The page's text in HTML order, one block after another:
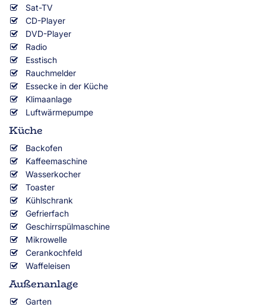
Sat-TV
CD-Player
DVD-Player
Radio
Esstisch
Rauchmelder
Essecke in der Küche
Klimaanlage
Luftwärmepumpe
Küche
Backofen
Kaffeemaschine
Wasserkocher
Toaster
Kühlschrank
Gefrierfach
Geschirrspülmaschine
Mikrowelle
Cerankochfeld
Waffeleisen
Außenanlage
Garten